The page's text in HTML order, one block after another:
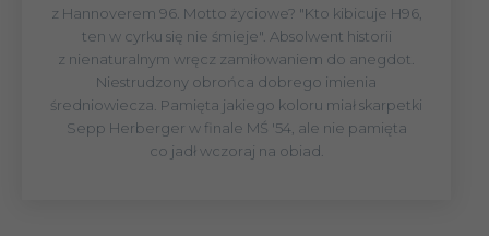
z Hannoverem 96. Motto życiowe? "Kto kibicuje H96,
ten w cyrku się nie śmieje". Absolwent historii
z nienaturalnym wręcz zamiłowaniem do anegdot.
Niestrudzony obrońca dobrego imienia
średniowiecza. Pamięta jakiego koloru miał skarpetki
Sepp Herberger w finale MŚ '54, ale nie pamięta
co jadł wczoraj na obiad.